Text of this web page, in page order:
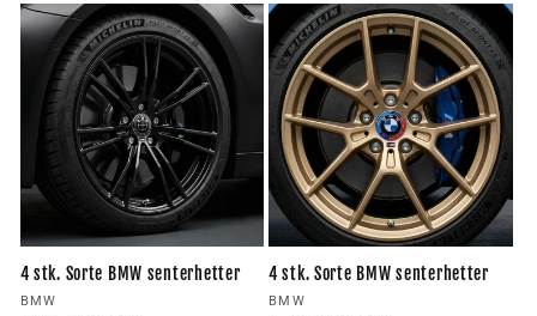
4 stk. Sorte BMW senterhetter
Forhandler:
BMW
4 stk. Sorte BMW senterhetter
Forhandler:
BMW